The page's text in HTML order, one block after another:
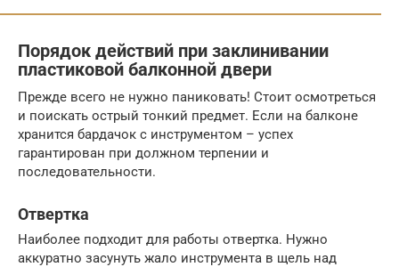
Порядок действий при заклинивании
пластиковой балконной двери
Прежде всего не нужно паниковать! Стоит осмотреться
и поискать острый тонкий предмет. Если на балконе
хранится бардачок с инструментом – успех
гарантирован при должном терпении и
последовательности.
Отвертка
Наиболее подходит для работы отвертка. Нужно
аккуратно засунуть жало инструмента в щель над